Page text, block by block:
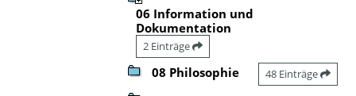
06 Information und
Dokumentation
2 Einträge
08 Philosophie 48 Einträge